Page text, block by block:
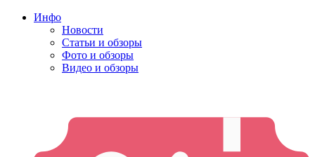
Инфо
Новости
Статьи и обзоры
Фото и обзоры
Видео и обзоры